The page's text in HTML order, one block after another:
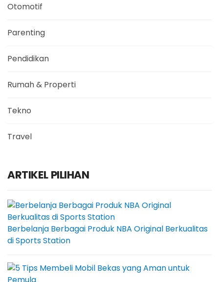
Otomotif
Parenting
Pendidikan
Rumah & Properti
Tekno
Travel
ARTIKEL PILIHAN
Berbelanja Berbagai Produk NBA Original Berkualitas
di Sports Station